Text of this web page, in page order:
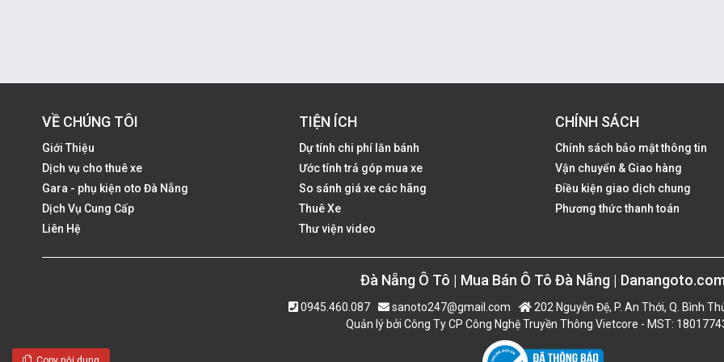
VỀ CHÚNG TÔI
Giới Thiệu
Dịch vụ cho thuê xe
Gara - phụ kiện oto Đà Nẵng
Dịch Vụ Cung Cấp
Liên Hệ
TIỆN ÍCH
Dự tính chi phí lăn bánh
Ước tính trả góp mua xe
So sánh giá xe các hãng
Thuê Xe
Thư viện video
CHÍNH SÁCH
Chính sách bảo mật thông tin
Vận chuyển & Giao hàng
Điều kiện giao dịch chung
Phương thức thanh toán
Đà Nẵng Ô Tô | Mua Bán Ô Tô Đà Nẵng |
0945.460.087 sanoto247@gmail.com
202 Nguyễn Đệ, P. An Thới, Q. Bình
Quản lý bởi Công Ty CP Công Nghệ Truyền Thông Vietcore - MST: